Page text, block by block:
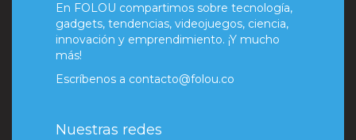
En FOLOU compartimos sobre tecnología,
gadgets, tendencias, videojuegos, ciencia,
innovación y emprendimiento. ¡Y mucho
más!
Escríbenos a contacto@folou.co
Nuestras redes